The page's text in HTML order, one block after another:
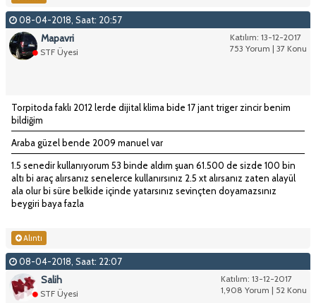
08-04-2018, Saat: 20:57
Katılım: 13-12-2017
753 Yorum | 37 Konu
Mapavri
STF Üyesi
Torpitoda faklı 2012 lerde dijital klima bide 17 jant triger zincir benim
bildiğim
Araba güzel bende 2009 manuel var
1.5 senedir kullanıyorum 53 binde aldım şuan 61.500 de sizde 100 bin
altı bi araç alırsanız senelerce kullanırsınız 2.5 xt alırsanız zaten alayül
ala olur bi süre belkide içinde yatarsınız sevinçten doyamazsınız
beygiri baya fazla
Alıntı
08-04-2018, Saat: 22:07
Katılım: 13-12-2017
1,908 Yorum | 52 Konu
Salih
STF Üyesi